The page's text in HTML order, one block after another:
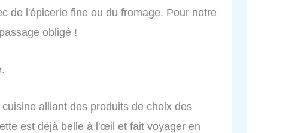
de l'épicerie fine ou du fromage. Pour notre
obligé !
alliant des produits de choix des
est déjà belle à l'œil et fait voyager en